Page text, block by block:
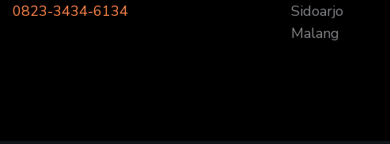
0823-3434-6134
Sidoarjo
Malang